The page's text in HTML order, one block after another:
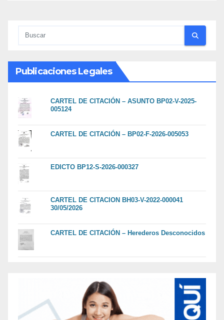
Publicaciones Legales
CARTEL DE CITACIÓN – ASUNTO BP02-V-2025-
005124
CARTEL DE CITACIÓN – BP02-F-2026-005053
EDICTO BP12-S-2026-000327
CARTEL DE CITACION BH03-V-2022-000041
30/05/2026
CARTEL DE CITACIÓN – Herederos Desconocidos